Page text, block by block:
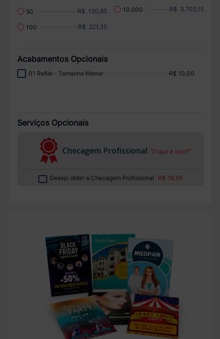
50 R$ 120,65
100 R$ 221,35
10.000 R$ 3.702,15
Acabamentos Opcionais
01 Refile - Tamanho Menor R$ 10,00
Serviços Opcionais
Checagem Profissional “O que é isso?”
Desejo obter a Checagem Profissional R$ 18,50